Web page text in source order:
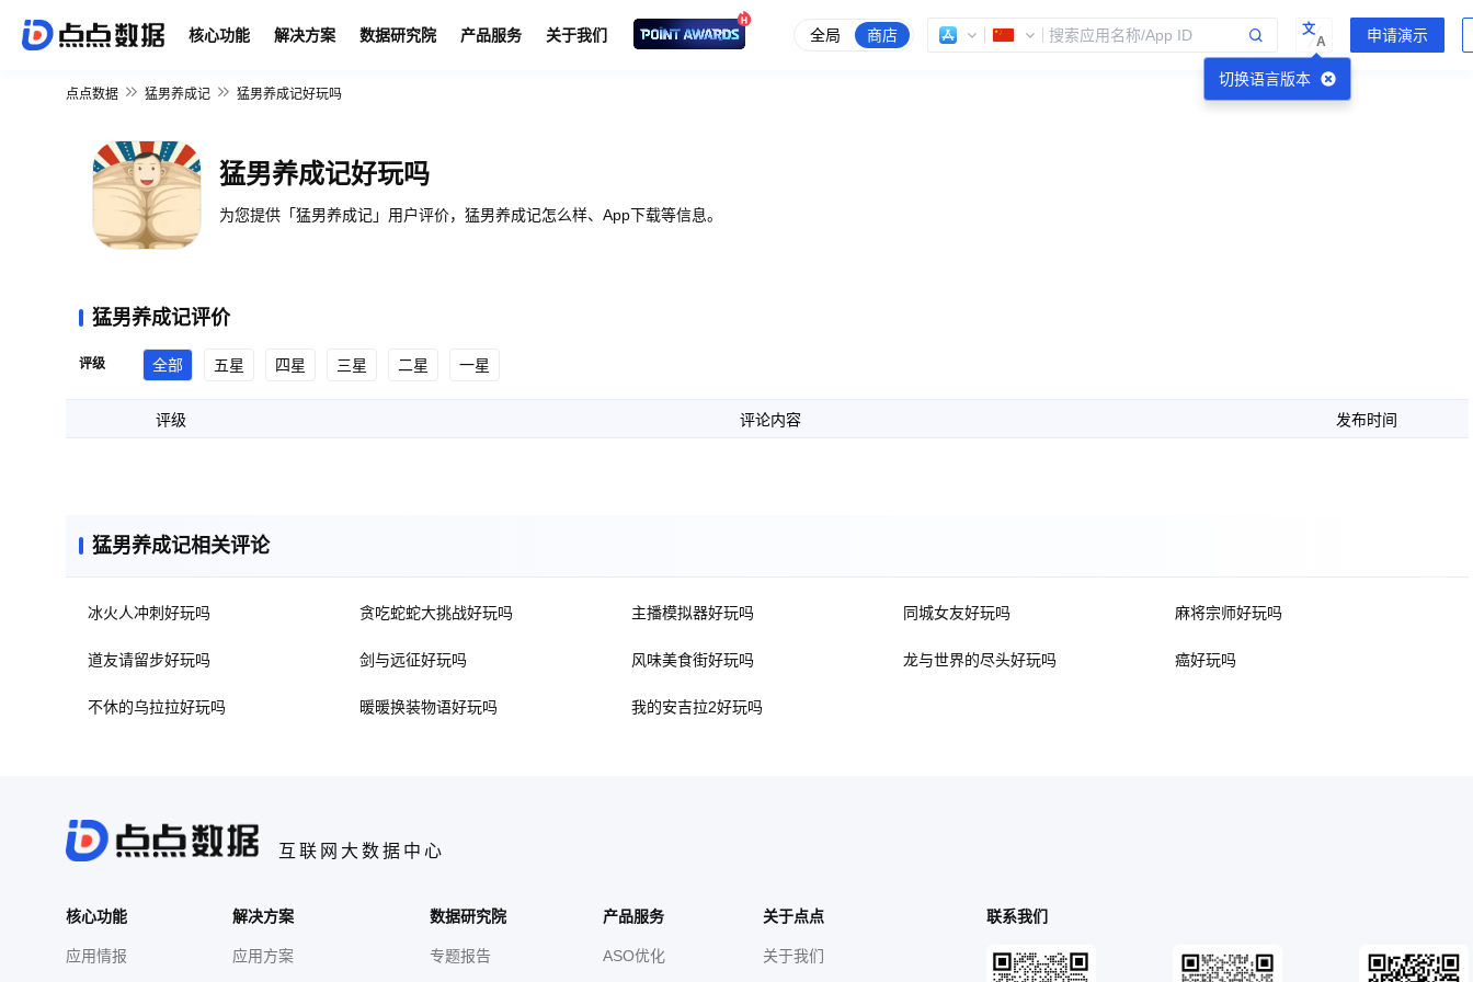
核心功能 解决方案 数据研究院 产品服务 关于我们 全局 商店
切换语言版本
文
A
点点数据 猛男养成记 猛男养成记好玩吗
猛男养成记好玩吗
为您提供「猛男养成记」用户评价，猛男养成记怎么样、App下载等信息。
猛男养成记评价
评级 全部 五星 四星 三星 二星 一星
评级 评论内容 发布时间
猛男养成记相关评论
冰火人冲刺好玩吗 贪吃蛇蛇大挑战好玩吗 主播模拟器好玩吗 同城女友好玩吗 麻将宗师好玩吗
道友请留步好玩吗 剑与远征好玩吗 风味美食街好玩吗 龙与世界的尽头好玩吗 癌好玩吗
不休的乌拉拉好玩吗 暖暖换装物语好玩吗 我的安吉拉2好玩吗
互联网大数据中心
核心功能
应用情报
解决方案
应用方案
数据研究院
专题报告
产品服务
ASO优化
关于点点
关于我们
联系我们